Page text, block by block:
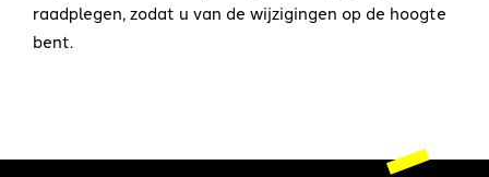
raadplegen, zodat u van de wijzigingen op de hoogte
bent.